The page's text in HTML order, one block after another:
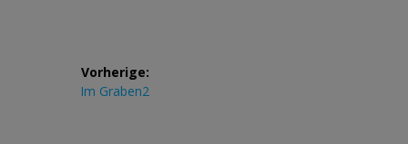
Beitrags-
Navigation
Vorherige:
Vorheriger
Im Graben2